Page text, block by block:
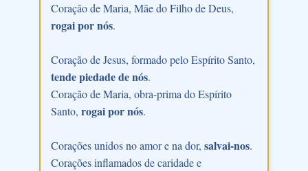
Coração de Maria, Mãe do Filho de Deus,
rogai por nós.
Coração de Jesus, formado pelo Espírito Santo,
tende piedade de nós.
Coração de Maria, obra-prima do Espírito
Santo, rogai por nós.
Corações unidos no amor e na dor, salvai-nos.
Corações inflamados de caridade e